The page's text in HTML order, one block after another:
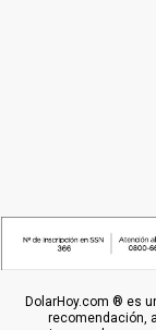
DolarHoy.com ® es
recomendación,